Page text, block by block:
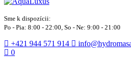
Sme k dispozícii:
Po - Pia: 8:00 - 22:00, So - Ne: 9:00 - 21:00
+421 944 571 914
0